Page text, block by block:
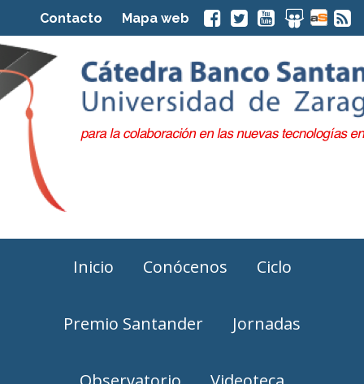
Contacto Mapa web
Inicio Conócenos Ciclo
Premio Santander Jornadas